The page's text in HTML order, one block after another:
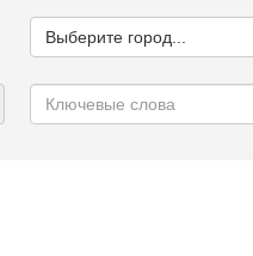
город...
Выберите город...
Ключевые
слова